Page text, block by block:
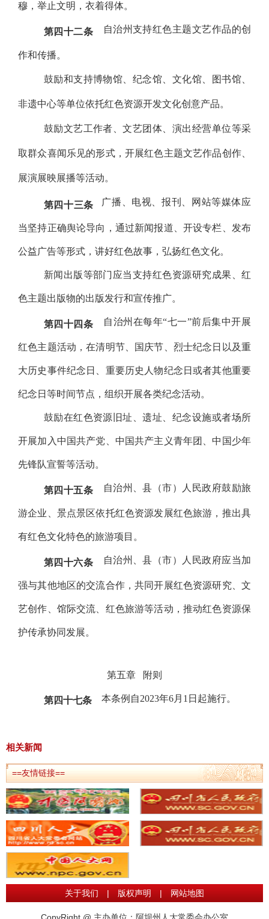
穆，举止文明，衣着得体。
第四十二条 自治州支持红色主题文艺作品的创
作和传播。
鼓励和支持博物馆、纪念馆、文化馆、图书馆、
非遗中心等单位依托红色资源开发文化创意产品。
鼓励文艺工作者、文艺团体、演出经营单位等采
取群众喜闻乐见的形式，开展红色主题文艺作品创作、
展演展映展播等活动。
第四十三条 广播、电视、报刊、网站等媒体应
当坚持正确舆论导向，通过新闻报道、开设专栏、发布
公益广告等形式，讲好红色故事，弘扬红色文化。
新闻出版等部门应当支持红色资源研究成果、红
色主题出版物的出版发行和宣传推广。
第四十四条 自治州在每年“七一”前后集中开展
红色主题活动，在清明节、国庆节、烈士纪念日以及重
大历史事件纪念日、重要历史人物纪念日或者其他重要
纪念日等时间节点，组织开展各类纪念活动。
鼓励在红色资源旧址、遗址、纪念设施或者场所
开展加入中国共产党、中国共产主义青年团、中国少年
先锋队宣誓等活动。
第四十五条 自治州、县（市）人民政府鼓励旅
游企业、景点景区依托红色资源发展红色旅游，推出具
有红色文化特色的旅游项目。
第四十六条 自治州、县（市）人民政府应当加
强与其他地区的交流合作，共同开展红色资源研究、文
艺创作、馆际交流、红色旅游等活动，推动红色资源保
护传承协同发展。
第五章 附则
第四十七条 本条例自2023年6月 1 日 起施行。
相关新闻
==友情链接==
关于我们 | 版权声明 | 网站地图